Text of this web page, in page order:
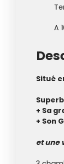
A
Situé
+ Sa
+ Son
et une